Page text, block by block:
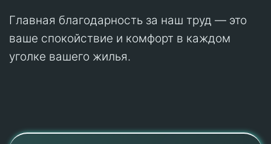
Главная благодарность за наш труд — это
ваше спокойствие и комфорт в каждом
уголке вашего жилья.